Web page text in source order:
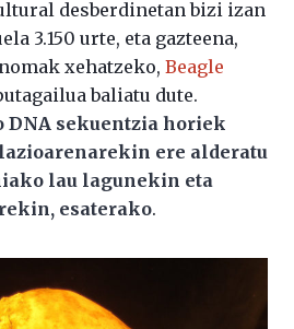
desberdinetan bizi izan
3.150 urte, eta gazteena,
xehatzeko, Beagle
baliatu dute.
DNA sekuentzia horiek
ere alderatu
lau lagunekin eta
esaterako.